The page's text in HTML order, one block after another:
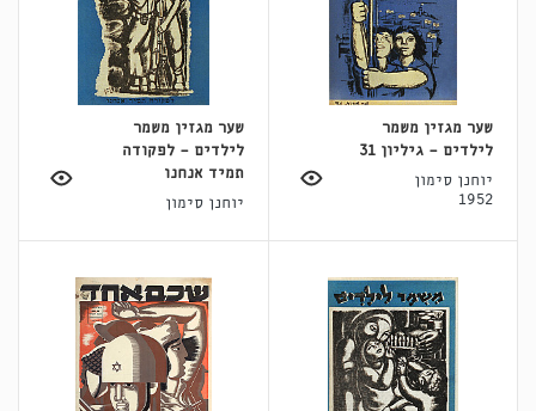
שער מגזין משמר
לילדים - גיליון 31
יוחנן סימון
1952
שער מגזין משמר
לילדים - לפקודה
תמיד אנחנו
יוחנן סימון